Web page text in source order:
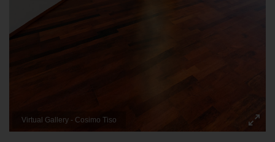
Quotazione: 2.000 €
Virtual Gallery - Cosimo Tiso